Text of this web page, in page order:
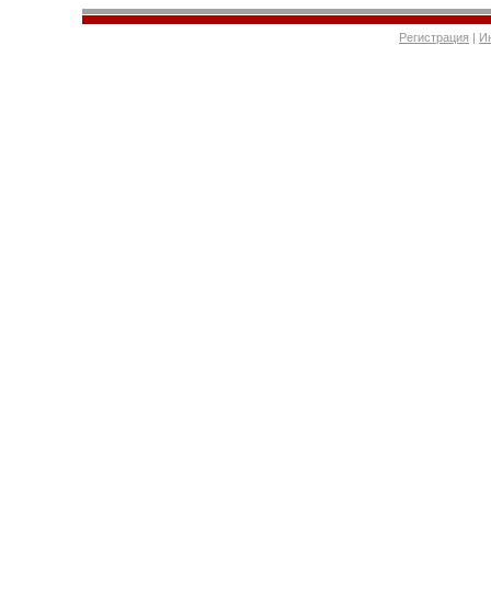
Регистрация |